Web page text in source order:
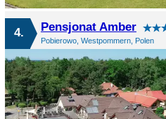
4. Pensjonat Amber
Pobierowo, Westpommern, Polen